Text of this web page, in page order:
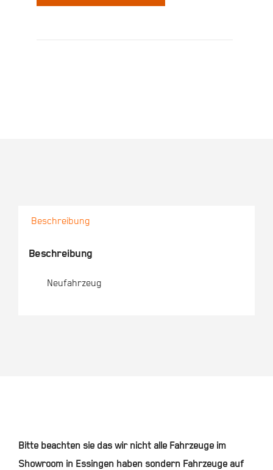
Beschreibung
Beschreibung
Neufahrzeug
Bitte beachten sie das wir nicht alle Fahrzeuge im
Showroom in Essingen haben sondern Fahrzeuge auf